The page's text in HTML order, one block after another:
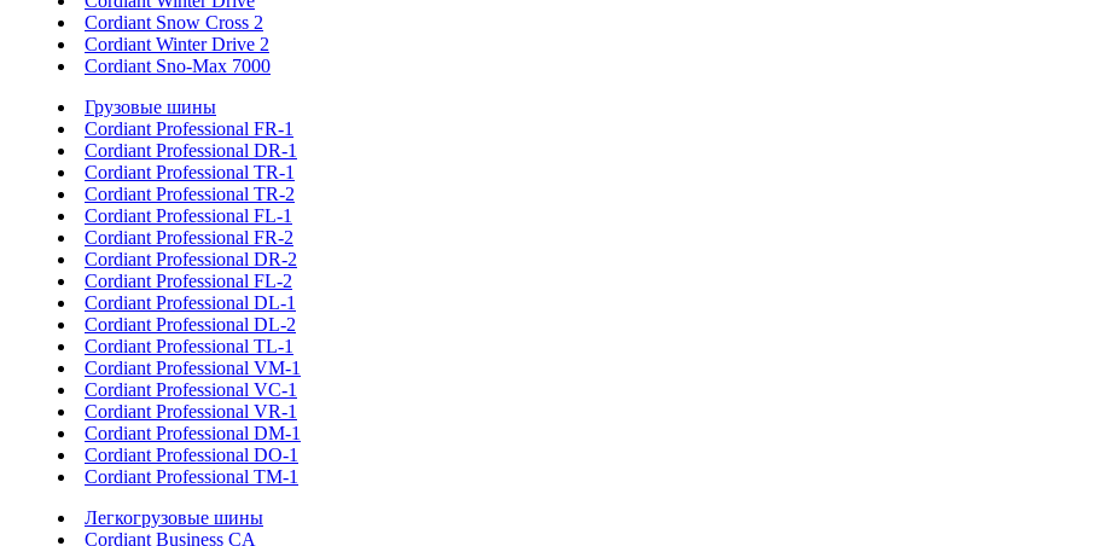
Cordiant Snow Cross 2
Cordiant Winter Drive 2
Cordiant Sno-Max 7000
Грузовые шины
Cordiant Professional FR-1
Cordiant Professional DR-1
Cordiant Professional TR-1
Cordiant Professional TR-2
Cordiant Professional FL-1
Cordiant Professional FR-2
Cordiant Professional DR-2
Cordiant Professional FL-2
Cordiant Professional DL-1
Cordiant Professional DL-2
Cordiant Professional TL-1
Cordiant Professional VM-1
Cordiant Professional VC-1
Cordiant Professional VR-1
Cordiant Professional DM-1
Cordiant Professional DO-1
Cordiant Professional TM-1
Легкогрузовые шины
Cordiant Business CA